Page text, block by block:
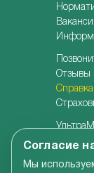
Согласие
Мы
Отзывы
Центр